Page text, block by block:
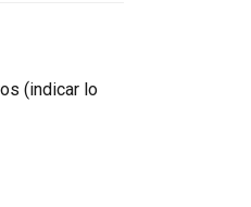
(indicar lo